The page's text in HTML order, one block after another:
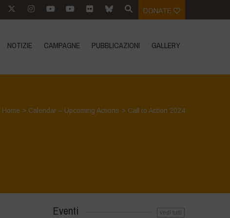
DONATE
NOTIZIE CAMPAGNE PUBBLICAZIONI GALLERY
Home > Calendar – Upcoming Actions > Call to Action 2024
Eventi vedi tutti